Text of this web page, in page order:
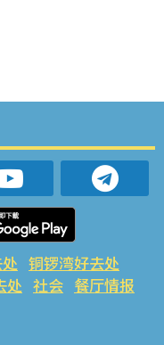
铜锣湾好去处
处 社会 餐厅情报